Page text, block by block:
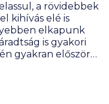
a rövidebbek
kihívás elé is
elkapunk
is gyakori
gyakran először
életminőségünket